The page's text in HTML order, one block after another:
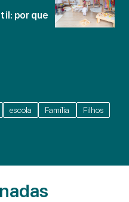
por que
escola Família Filhos